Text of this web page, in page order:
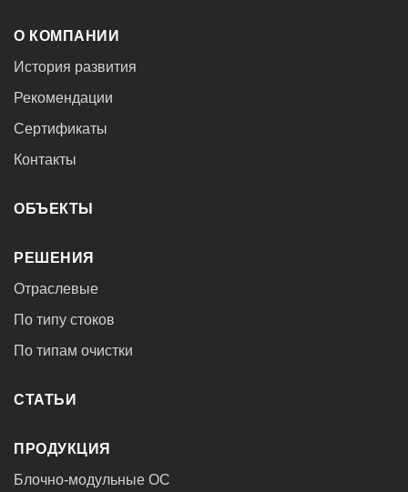
О КОМПАНИИ
История развития
Рекомендации
Сертификаты
Контакты
ОБЪЕКТЫ
РЕШЕНИЯ
Отраслевые
По типу стоков
По типам очистки
СТАТЬИ
ПРОДУКЦИЯ
Блочно-модульные ОС